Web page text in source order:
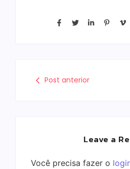
Post anterior
Leave a
Você precisa fazer o